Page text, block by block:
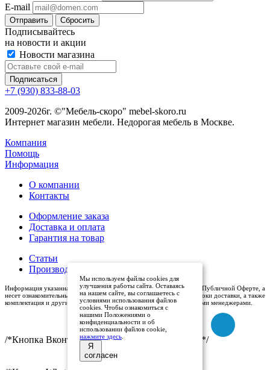
E-mail
Сбросить
Подписывайтесь
на новости и акции
Новости магазина
+7 (930) 833-88-03
2009-2026г. ©"Мебель-скоро" mebel-skoro.ru
Интернет магазин мебели. Недорогая мебель в Москве.
Компания
Помощь
Информация
О компании
Контакты
Оформление заказа
Доставка и оплата
Гарантия на товар
Статьи
Производители
Информация указанная на сайте (описания и цены), не относится к Публичной Оферте, а
несет ознакомительный характер. Окончательная цена, условия и сроки доставки, а также
комплектация и другие характеристики товаров - уточняются нашими менеджерами.
/*Кнопка Вконтакте (международный логотип)*/
Мы используем файлы cookies для
улучшения работы сайта. Оставаясь
на нашем сайте, вы соглашаетесь с
условиями использования файлов
cookies. Чтобы ознакомиться с
нашими Положениями о
конфиденциальности и об
использовании файлов cookie,
нажмите здесь
Я
согласен